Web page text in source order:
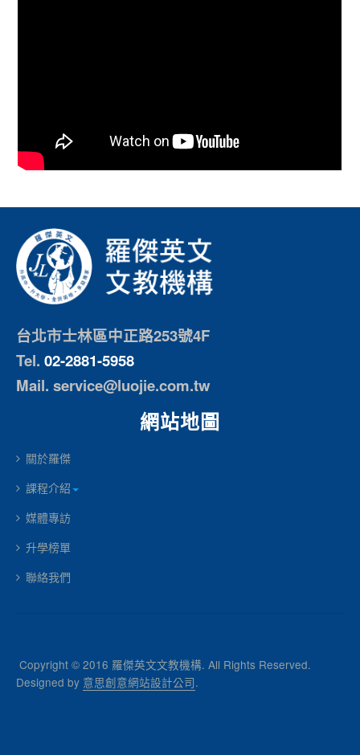
台北市士林區中正路253號4F
Tel. 02-2881-5958
Mail. service@luojie.com.tw
網站地圖
關於羅傑
課程介紹
媒體專訪
升學榜單
聯絡我們
Copyright © 2016 羅傑英文文教機構. All Rights Reserved.
Designed by 意思創意網站設計公司.